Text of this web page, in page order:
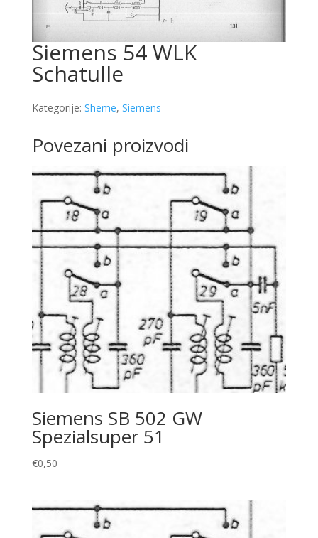
Siemens 54 WLK
Schatulle
Kategorije: Sheme, Siemens
Povezani proizvodi
Siemens SB 502 GW
Spezialsuper 51
€0,50